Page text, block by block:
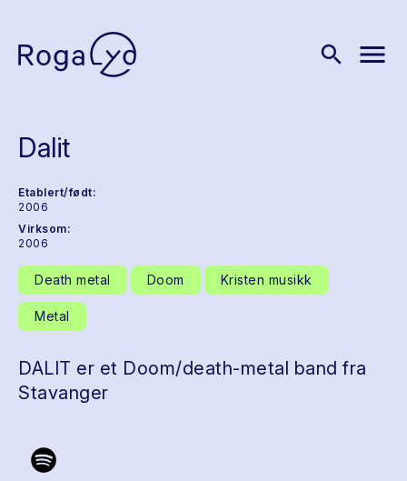
search menu
Dalit
Etablert/født:
2006
Virksom:
2006
Death metal Doom Kristen musikk
Metal
DALIT er et Doom/death-metal band fra
Stavanger